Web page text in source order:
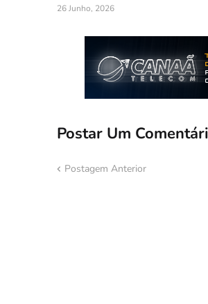
26 Junho, 2026
Postar Um
Postagem Anterior